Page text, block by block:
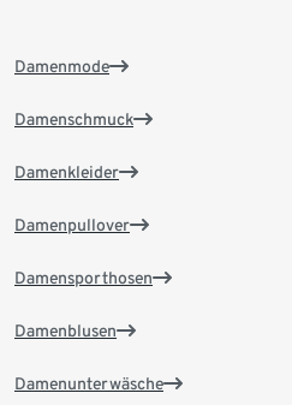
Damenmode
Damenschmuck
Damenkleider
Damenpullover
Damensporthosen
Damenblusen
Damenunterwäsche